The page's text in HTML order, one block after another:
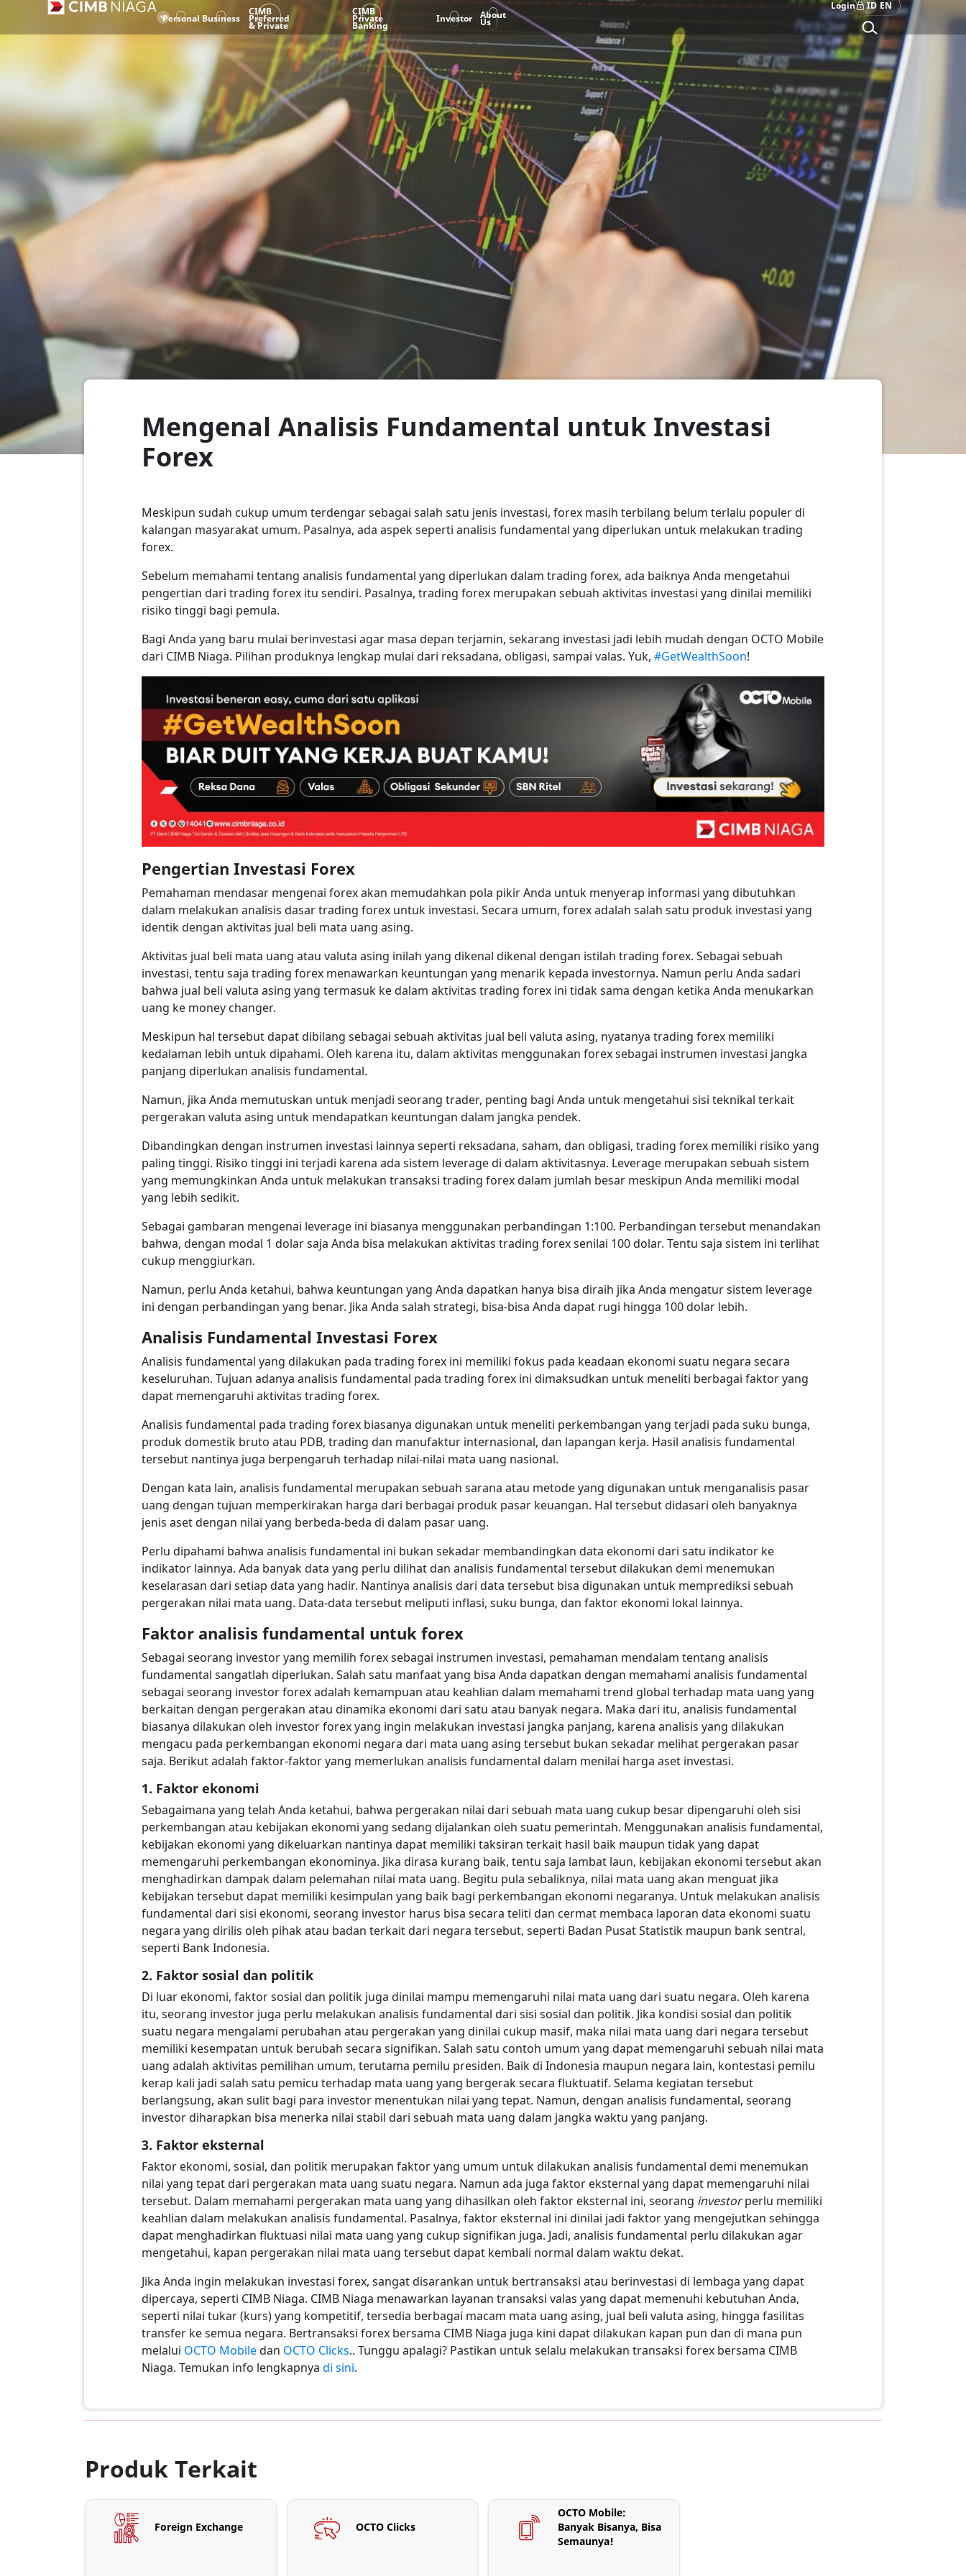
Personal Business
CIMB
Preferred
& Private
CIMB
Private
Banking
Investor About
Us
Login ID EN
Mengenal Analisis Fundamental untuk Investasi
Forex
Meskipun sudah cukup umum terdengar sebagai salah satu jenis investasi, forex masih terbilang belum terlalu populer di
kalangan masyarakat umum. Pasalnya, ada aspek seperti analisis fundamental yang diperlukan untuk melakukan trading
forex.
Sebelum memahami tentang analisis fundamental yang diperlukan dalam trading forex, ada baiknya Anda mengetahui
pengertian dari trading forex itu sendiri. Pasalnya, trading forex merupakan sebuah aktivitas investasi yang dinilai memiliki
risiko tinggi bagi pemula.
Bagi Anda yang baru mulai berinvestasi agar masa depan terjamin, sekarang investasi jadi lebih mudah dengan OCTO Mobile
dari CIMB Niaga. Pilihan produknya lengkap mulai dari reksadana, obligasi, sampai valas. Yuk, #GetWealthSoon!
Pengertian Investasi Forex
Pemahaman mendasar mengenai forex akan memudahkan pola pikir Anda untuk menyerap informasi yang dibutuhkan
dalam melakukan analisis dasar trading forex untuk investasi. Secara umum, forex adalah salah satu produk investasi yang
identik dengan aktivitas jual beli mata uang asing.
Aktivitas jual beli mata uang atau valuta asing inilah yang dikenal dikenal dengan istilah trading forex. Sebagai sebuah
investasi, tentu saja trading forex menawarkan keuntungan yang menarik kepada investornya. Namun perlu Anda sadari
bahwa jual beli valuta asing yang termasuk ke dalam aktivitas trading forex ini tidak sama dengan ketika Anda menukarkan
uang ke money changer.
Meskipun hal tersebut dapat dibilang sebagai sebuah aktivitas jual beli valuta asing, nyatanya trading forex memiliki
kedalaman lebih untuk dipahami. Oleh karena itu, dalam aktivitas menggunakan forex sebagai instrumen investasi jangka
panjang diperlukan analisis fundamental.
Namun, jika Anda memutuskan untuk menjadi seorang trader, penting bagi Anda untuk mengetahui sisi teknikal terkait
pergerakan valuta asing untuk mendapatkan keuntungan dalam jangka pendek.
Dibandingkan dengan instrumen investasi lainnya seperti reksadana, saham, dan obligasi, trading forex memiliki risiko yang
paling tinggi. Risiko tinggi ini terjadi karena ada sistem leverage di dalam aktivitasnya. Leverage merupakan sebuah sistem
yang memungkinkan Anda untuk melakukan transaksi trading forex dalam jumlah besar meskipun Anda memiliki modal
yang lebih sedikit.
Sebagai gambaran mengenai leverage ini biasanya menggunakan perbandingan 1:100. Perbandingan tersebut menandakan
bahwa, dengan modal 1 dolar saja Anda bisa melakukan aktivitas trading forex senilai 100 dolar. Tentu saja sistem ini terlihat
cukup menggiurkan.
Namun, perlu Anda ketahui, bahwa keuntungan yang Anda dapatkan hanya bisa diraih jika Anda mengatur sistem leverage
ini dengan perbandingan yang benar. Jika Anda salah strategi, bisa-bisa Anda dapat rugi hingga 100 dolar lebih.
Analisis Fundamental Investasi Forex
Analisis fundamental yang dilakukan pada trading forex ini memiliki fokus pada keadaan ekonomi suatu negara secara
keseluruhan. Tujuan adanya analisis fundamental pada trading forex ini dimaksudkan untuk meneliti berbagai faktor yang
dapat memengaruhi aktivitas trading forex.
Analisis fundamental pada trading forex biasanya digunakan untuk meneliti perkembangan yang terjadi pada suku bunga,
produk domestik bruto atau PDB, trading dan manufaktur internasional, dan lapangan kerja. Hasil analisis fundamental
tersebut nantinya juga berpengaruh terhadap nilai-nilai mata uang nasional.
Dengan kata lain, analisis fundamental merupakan sebuah sarana atau metode yang digunakan untuk menganalisis pasar
uang dengan tujuan memperkirakan harga dari berbagai produk pasar keuangan. Hal tersebut didasari oleh banyaknya
jenis aset dengan nilai yang berbeda-beda di dalam pasar uang.
Perlu dipahami bahwa analisis fundamental ini bukan sekadar membandingkan data ekonomi dari satu indikator ke
indikator lainnya. Ada banyak data yang perlu dilihat dan analisis fundamental tersebut dilakukan demi menemukan
keselarasan dari setiap data yang hadir. Nantinya analisis dari data tersebut bisa digunakan untuk memprediksi sebuah
pergerakan nilai mata uang. Data-data tersebut meliputi inflasi, suku bunga, dan faktor ekonomi lokal lainnya.
Faktor analisis fundamental untuk forex
Sebagai seorang investor yang memilih forex sebagai instrumen investasi, pemahaman mendalam tentang analisis
fundamental sangatlah diperlukan. Salah satu manfaat yang bisa Anda dapatkan dengan memahami analisis fundamental
sebagai seorang investor forex adalah kemampuan atau keahlian dalam memahami trend global terhadap mata uang yang
berkaitan dengan pergerakan atau dinamika ekonomi dari satu atau banyak negara. Maka dari itu, analisis fundamental
biasanya dilakukan oleh investor forex yang ingin melakukan investasi jangka panjang, karena analisis yang dilakukan
mengacu pada perkembangan ekonomi negara dari mata uang asing tersebut bukan sekadar melihat pergerakan pasar
saja. Berikut adalah faktor-faktor yang memerlukan analisis fundamental dalam menilai harga aset investasi.
1. Faktor ekonomi
Sebagaimana yang telah Anda ketahui, bahwa pergerakan nilai dari sebuah mata uang cukup besar dipengaruhi oleh sisi
perkembangan atau kebijakan ekonomi yang sedang dijalankan oleh suatu pemerintah. Menggunakan analisis fundamental,
kebijakan ekonomi yang dikeluarkan nantinya dapat memiliki taksiran terkait hasil baik maupun tidak yang dapat
memengaruhi perkembangan ekonominya. Jika dirasa kurang baik, tentu saja lambat laun, kebijakan ekonomi tersebut akan
menghadirkan dampak dalam pelemahan nilai mata uang. Begitu pula sebaliknya, nilai mata uang akan menguat jika
kebijakan tersebut dapat memiliki kesimpulan yang baik bagi perkembangan ekonomi negaranya. Untuk melakukan analisis
fundamental dari sisi ekonomi, seorang investor harus bisa secara teliti dan cermat membaca laporan data ekonomi suatu
negara yang dirilis oleh pihak atau badan terkait dari negara tersebut, seperti Badan Pusat Statistik maupun bank sentral,
seperti Bank Indonesia.
2. Faktor sosial dan politik
Di luar ekonomi, faktor sosial dan politik juga dinilai mampu memengaruhi nilai mata uang dari suatu negara. Oleh karena
itu, seorang investor juga perlu melakukan analisis fundamental dari sisi sosial dan politik. Jika kondisi sosial dan politik
suatu negara mengalami perubahan atau pergerakan yang dinilai cukup masif, maka nilai mata uang dari negara tersebut
memiliki kesempatan untuk berubah secara signifikan. Salah satu contoh umum yang dapat memengaruhi sebuah nilai mata
uang adalah aktivitas pemilihan umum, terutama pemilu presiden. Baik di Indonesia maupun negara lain, kontestasi pemilu
kerap kali jadi salah satu pemicu terhadap mata uang yang bergerak secara fluktuatif. Selama kegiatan tersebut
berlangsung, akan sulit bagi para investor menentukan nilai yang tepat. Namun, dengan analisis fundamental, seorang
investor diharapkan bisa menerka nilai stabil dari sebuah mata uang dalam jangka waktu yang panjang.
3. Faktor eksternal
Faktor ekonomi, sosial, dan politik merupakan faktor yang umum untuk dilakukan analisis fundamental demi menemukan
nilai yang tepat dari pergerakan mata uang suatu negara. Namun ada juga faktor eksternal yang dapat memengaruhi nilai
tersebut. Dalam memahami pergerakan mata uang yang dihasilkan oleh faktor eksternal ini, seorang investorperlu memiliki
keahlian dalam melakukan analisis fundamental. Pasalnya, faktor eksternal ini dinilai jadi faktor yang mengejutkan sehingga
dapat menghadirkan fluktuasi nilai mata uang yang cukup signifikan juga. Jadi, analisis fundamental perlu dilakukan agar
mengetahui, kapan pergerakan nilai mata uang tersebut dapat kembali normal dalam waktu dekat.
Jika Anda ingin melakukan investasi forex, sangat disarankan untuk bertransaksi atau berinvestasi di lembaga yang dapat
dipercaya, seperti CIMB Niaga. CIMB Niaga menawarkan layanan transaksi valas yang dapat memenuhi kebutuhan Anda,
seperti nilai tukar (kurs) yang kompetitif, tersedia berbagai macam mata uang asing, jual beli valuta asing, hingga fasilitas
transfer ke semua negara. Bertransaksi forex bersama CIMB Niaga juga kini dapat dilakukan kapan pun dan di mana pun
melalui OCTO Mobiledan OCTO Clicks.. Tunggu apalagi? Pastikan untuk selalu melakukan transaksi forex bersama CIMB
Niaga. Temukan info lengkapnya di sini.
Produk Terkait
Foreign Exchange OCTO Clicks
OCTO Mobile:
Banyak Bisanya, Bisa
Semaunya!